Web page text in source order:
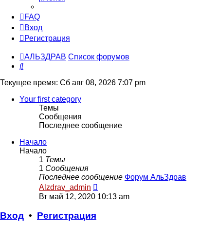
FAQ
Вход
Регистрация
АЛЬЗДРАВ Список форумов
Поиск
Текущее время: Сб авг 08, 2026 7:07 pm
Your first category
Темы
Сообщения
Последнее сообщение
Начало
Начало
1 Темы
1 Сообщения
Последнее сообщение Форум АльЗдрав
Alzdrav_admin
к
Вт май 12, 2020 10:13 am
Вход • Регистрация